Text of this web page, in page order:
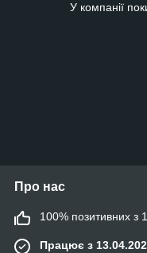
У компанії
Про нас
100% позитивних з
Працює з